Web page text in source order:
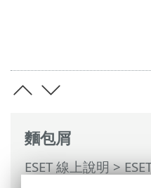
麵包屑
ESET 線上說明>